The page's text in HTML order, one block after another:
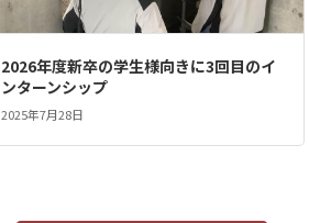
2026年度新卒の学生様向きに3回目のイ
ンターンシップ
2025年7月28日